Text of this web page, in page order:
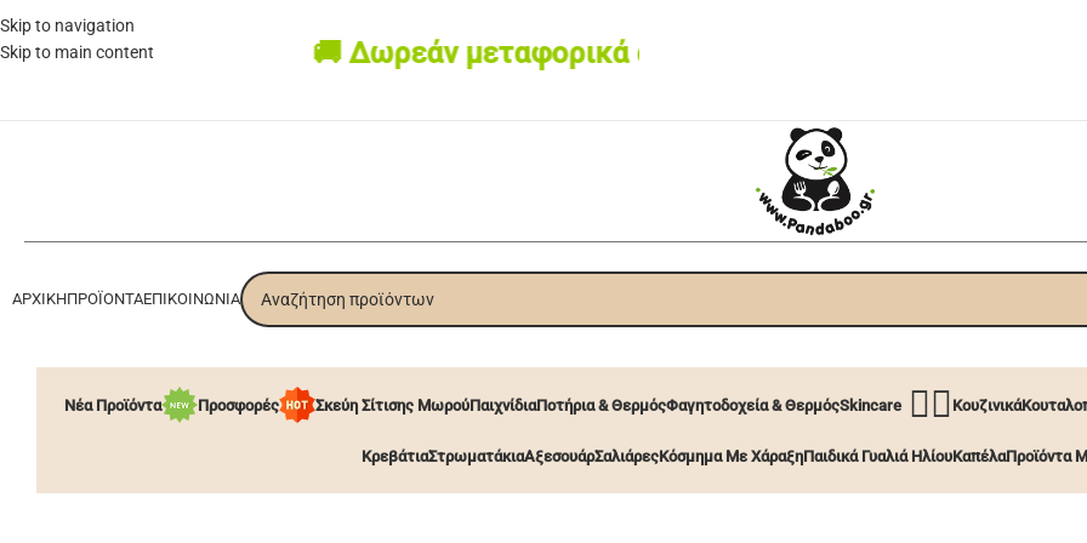
Skip to navigation
Skip to main content
🚚 Δωρεάν μεταφορικά από 60€ • Box now με 2€
ΑΡΧΙΚΉΠΡΟΪΌΝΤΑΕΠΙΚΟΙΝΩΝΊΑ
Νέα Προϊόντα Προσφορές Σκεύη Σίτισης ΜωρούΠαιχνίδιαΠοτήρια & ΘερμόςΦαγητοδοχεία & ΘερμόςSkincare 🧖‍♀️ Κουζινικά
ΚρεβάτιαΣτρωματάκιαΑξεσουάρΣαλιάρεςΚόσμημα Με ΧάραξηΠαιδικά Γυαλιά ΗλίουΚαπέλαΠροϊόντα